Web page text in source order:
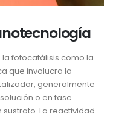
fotocatálisis como la
que involucra la
generalmente
o en fase